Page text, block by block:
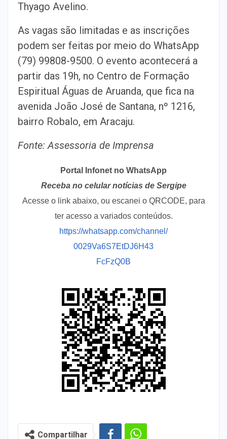
Thyago Avelino.
As vagas são limitadas e as inscrições
podem ser feitas por meio do WhatsApp
(79) 99808-9500. O evento acontecerá a
partir das 19h, no Centro de Formação
Espiritual Águas de Aruanda, que fica na
avenida João José de Santana, nº 1216,
bairro Robalo, em Aracaju.
Fonte: Assessoria de Imprensa
Portal Infonet no WhatsApp
Receba no celular notícias de Sergipe
Acesse o link abaixo, ou escanei o QRCODE, para
ter acesso a variados conteúdos.
https://whatsapp.com/channel/
0029Va6S7EtDJ6H43
FcFzQ0B
Compartilhar